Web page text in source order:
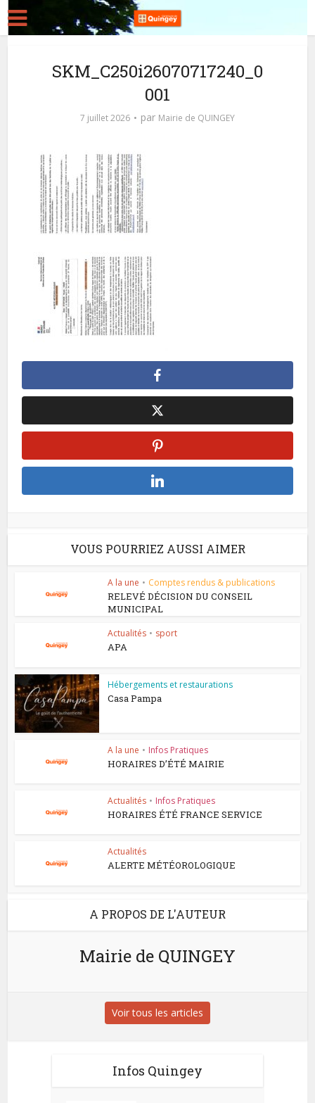
SKM_C250i26070717240_0
001
7 juillet 2026 par Mairie de QUINGEY
VOUS POURRIEZ AUSSI AIMER
A la une • Comptes rendus & publications
RELEVÉ DÉCISION DU CONSEIL
MUNICIPAL
Actualités • sport
APA
Hébergements et restaurations
Casa Pampa
A la une • Infos Pratiques
HORAIRES D’ÉTÉ MAIRIE
Actualités • Infos Pratiques
HORAIRES ÉTÉ FRANCE SERVICE
Actualités
ALERTE MÉTÉOROLOGIQUE
A PROPOS DE L'AUTEUR
Mairie de QUINGEY
Voir tous les articles
Infos Quingey